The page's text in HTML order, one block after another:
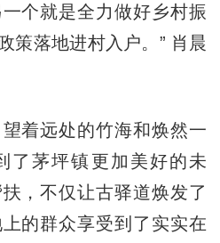
个就是全力做好乡村振
策落地进村入户。” 肖晨
远处的竹海和焕然一
了茅坪镇更加美好的未
，不仅让古驿道焕发了
的群众享受到了实实在